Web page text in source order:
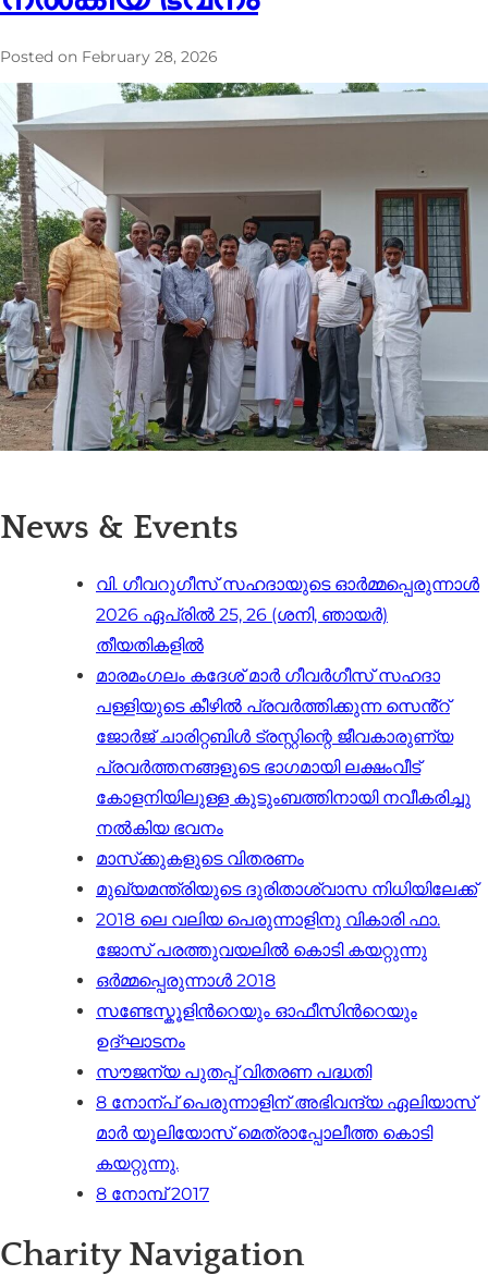
Posted on February 28, 2026
News & Events
വി. ഗീവറുഗീസ് സഹദായുടെ ഓർമ്മപ്പെരുന്നാൾ
2026 ഏപ്രിൽ 25, 26 (ശനി, ഞായർ)
തീയതികളിൽ
മാരമംഗലം കദേശ് മാർ ഗീവർഗീസ് സഹദാ
പള്ളിയുടെ കീഴിൽ പ്രവർത്തിക്കുന്ന സെൻ്റ്
ജോർജ് ചാരിറ്റബിൾ ട്രസ്റ്റിന്റെ ജീവകാരുണ്യ
പ്രവർത്തനങ്ങളുടെ ഭാഗമായി ലക്ഷംവീട്
കോളനിയിലുള്ള കുടുംബത്തിനായി നവീകരിച്ചു
നൽകിയ ഭവനം
മാസ്‌ക്കുകളുടെ വിതരണം
മുഖ്യമന്ത്രിയുടെ ദുരിതാശ്വാസ നിധിയിലേക്ക്
2018 ലെ വലിയ പെരുന്നാളിനു വികാരി ഫാ.
ജോസ് പരത്തുവയലില്‍ കൊടി കയറ്റുന്നു​
ഒർമ്മപ്പെരുന്നാൾ 2018
സണ്ടേസ്കൂളിന്‍റെയും ഓഫീസിന്‍റെയും
ഉദ്ഘാടനം
സൗജന്യ പുതപ്പ് വിതരണ പദ്ധതി
8 നോന്പ് പെരുന്നാളിന് അഭിവന്ദ്യ ഏലിയാസ്
മാര്‍ യൂലിയോസ് മെത്രാപ്പോലീത്ത കൊടി
കയറ്റുന്നു.
8 നോമ്പ് 2017
Charity Navigation